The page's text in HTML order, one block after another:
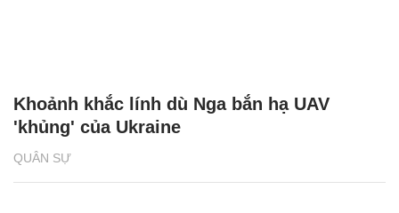
QUÂN SỰ
Khoảnh khắc lính dù Nga bắn hạ UAV
'khủng' của Ukraine